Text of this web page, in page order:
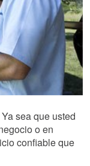
Ya sea que usted
o en
confiable que